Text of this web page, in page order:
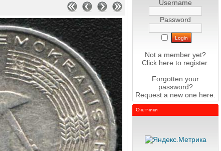
Username
Password
Not a member yet?
Click here to register.
Forgotten your
password?
Request a new one here
Счетчики